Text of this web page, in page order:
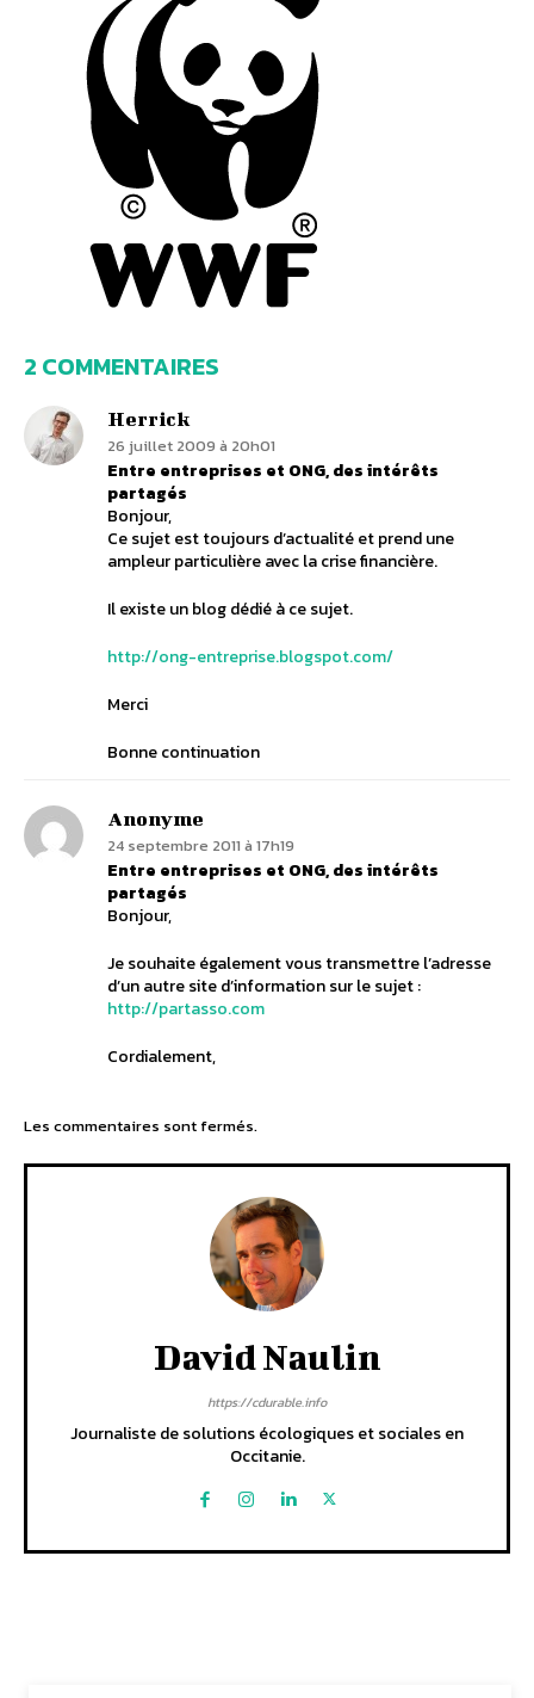
2 COMMENTAIRES
Herrick
26 juillet 2009 à 20h01
Entre entreprises et ONG, des intérêts
partagés
Bonjour,
Ce sujet est toujours d’actualité et prend une
ampleur particulière avec la crise financière.
Il existe un blog dédié à ce sujet.
http://ong-entreprise.blogspot.com/
Merci
Bonne continuation
Anonyme
24 septembre 2011 à 17h19
Entre entreprises et ONG, des intérêts
partagés
Bonjour,
Je souhaite également vous transmettre l’adresse
d’un autre site d’information sur le sujet :
http://partasso.com
Cordialement,
Les commentaires sont fermés.
David Naulin
https://cdurable.info
Journaliste de solutions écologiques et sociales en
Occitanie.